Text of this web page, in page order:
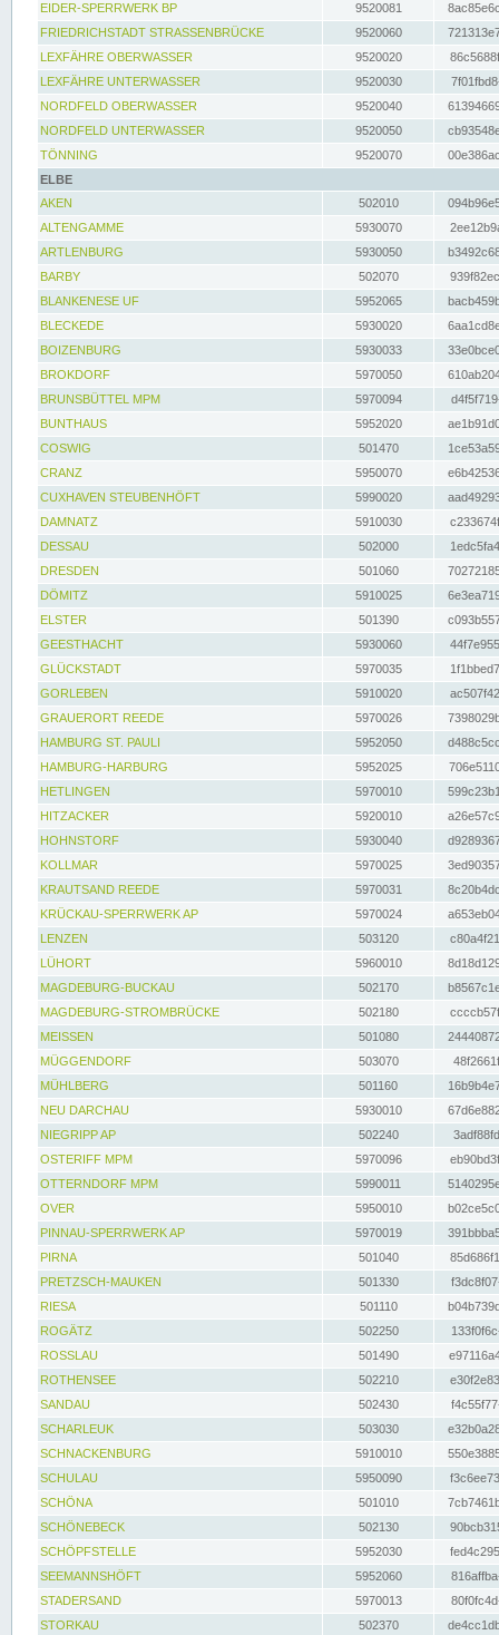
EIDER-SPERRWERK BP
9520081
FRIEDRICHSTADT STRASSENBRÜCKE
9520060
LEXFÄHRE OBERWASSER
9520020
LEXFÄHRE UNTERWASSER
9520030
NORDFELD OBERWASSER
9520040
NORDFELD UNTERWASSER
9520050
TÖNNING
9520070
ELBE
AKEN
502010
ALTENGAMME
5930070
ARTLENBURG
5930050
BARBY
502070
BLANKENESE UF
5952065
BLECKEDE
5930020
BOIZENBURG
5930033
BROKDORF
5970050
BRUNSBÜTTEL MPM
5970094
BUNTHAUS
5952020
COSWIG
501470
CRANZ
5950070
CUXHAVEN STEUBENHÖFT
5990020
DAMNATZ
5910030
DESSAU
502000
DRESDEN
501060
DÖMITZ
5910025
ELSTER
501390
GEESTHACHT
5930060
GLÜCKSTADT
5970035
GORLEBEN
5910020
GRAUERORT REEDE
5970026
HAMBURG ST. PAULI
5952050
HAMBURG-HARBURG
5952025
HETLINGEN
5970010
HITZACKER
5920010
HOHNSTORF
5930040
KOLLMAR
5970025
KRAUTSAND REEDE
5970031
KRÜCKAU-SPERRWERK AP
5970024
LENZEN
503120
LÜHORT
5960010
MAGDEBURG-BUCKAU
502170
MAGDEBURG-STROMBRÜCKE
502180
MEISSEN
501080
MÜGGENDORF
503070
MÜHLBERG
501160
NEU DARCHAU
5930010
NIEGRIPP AP
502240
OSTERIFF MPM
5970096
OTTERNDORF MPM
5990011
OVER
5950010
PINNAU-SPERRWERK AP
5970019
PIRNA
501040
PRETZSCH-MAUKEN
501330
RIESA
501110
ROGÄTZ
502250
ROSSLAU
501490
ROTHENSEE
502210
SANDAU
502430
SCHARLEUK
503030
SCHNACKENBURG
5910010
SCHULAU
5950090
SCHÖNA
501010
SCHÖNEBECK
502130
SCHÖPFSTELLE
5952030
SEEMANNSHÖFT
5952060
STADERSAND
5970013
STORKAU
502370